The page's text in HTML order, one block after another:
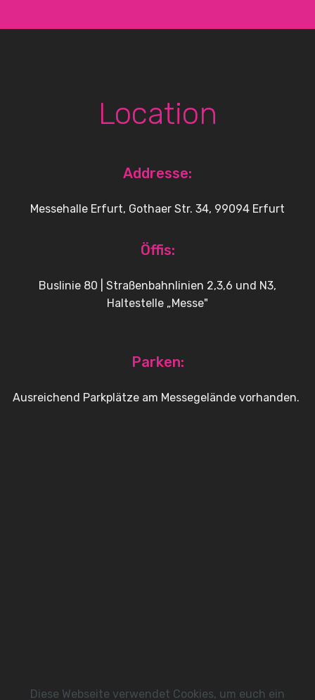
Location
Addresse:
Messehalle Erfurt, Gothaer Str. 34, 99094 Erfurt
Öffis:
Buslinie 80 | Straßenbahnlinien 2,3,6 und N3,
Haltestelle „Messe"
Parken:
Ausreichend Parkplätze am Messegelände vorhanden.
Diese Webseite verwendet Cookies, um euch ein